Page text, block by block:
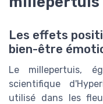
Les effets
bien-être
Le millepertuis,
scientifique
utilisé dans les